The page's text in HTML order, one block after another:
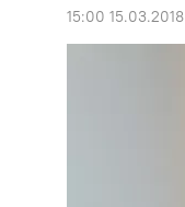
15:00 15.03.2018